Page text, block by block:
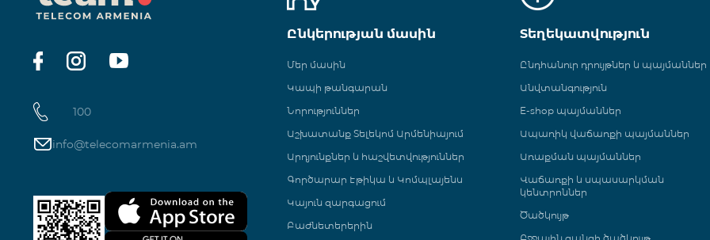
100
info@telecomarmenia.am
Ընկերության մասին
Մեր մասին
Կապի թանգարան
Նորություններ
Աշխատանք Տելեկոմ Արմենիայում
Արդյունքներ և հաշվետվություններ
Գործարար Էթիկա և Կոմպլայենս
Կայուն զարգացում
Բաժնետերերին
Տեղեկատվություն
Ընդհանուր դրույթներ և պայմաններ
Անվտանգություն
E-shop պայմաններ
Ապառիկ վաճառքի պայմաններ
Առաքման պայմաններ
Վաճառքի և սպասարկման
կենտրոններ
Ծածկույթ